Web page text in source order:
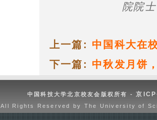
院院
上一篇: 中国科大在
下一篇: 中秋发月饼
中国科技大学北京校友会版权所有 -京
All Rights Reserved by The University of